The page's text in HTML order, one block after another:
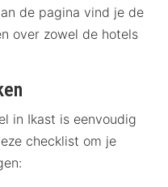
de pagina vind je de
over zowel de hotels
in Ikast is eenvoudig
checklist om je